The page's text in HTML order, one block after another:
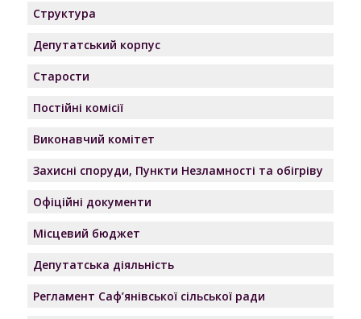
Структура
Депутатський корпус
Старости
Постійні комісії
Виконавчий комітет
Захисні споруди, Пункти Незламності та обігріву
Офіційні документи
Місцевий бюджет
Депутатська діяльність
Регламент Саф’янівської сільської ради